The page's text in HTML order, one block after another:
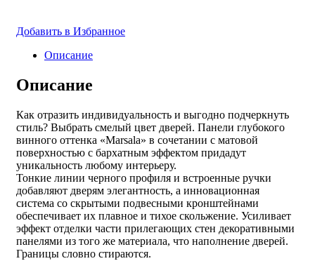
Добавить в Избранное
Описание
Описание
Как отразить индивидуальность и выгодно подчеркнуть
стиль? Выбрать смелый цвет дверей. Панели глубокого
винного оттенка «Marsala» в сочетании с матовой
поверхностью с бархатным эффектом придадут
уникальность любому интерьеру.
Тонкие линии черного профиля и встроенные ручки
добавляют дверям элегантность, а инновационная
система со скрытыми подвесными кронштейнами
обеспечивает их плавное и тихое скольжение. Усиливает
эффект отделки части прилегающих стен декоративными
панелями из того же материала, что наполнение дверей.
Границы словно стираются.